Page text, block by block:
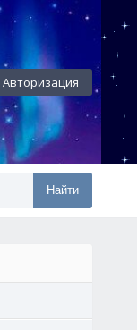
Авторизация
Найти